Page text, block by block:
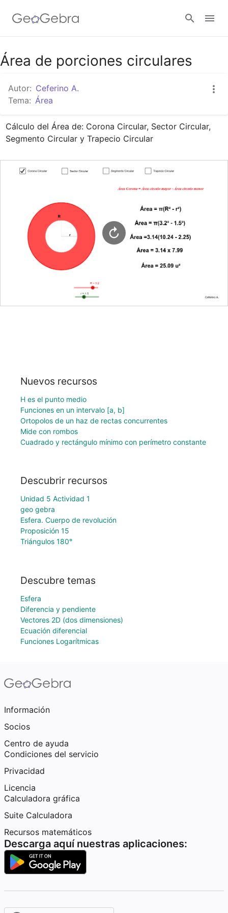
Google Classroom
GeoGebra Classroom
Abrir sesión
Área de porciones circulares
Autor: Ceferino A.
Tema: Área
Cálculo del Área de: Corona Circular, Sector Circular,
Segmento Circular y Trapecio Circular
Nuevos recursos
H es el punto medio
Funciones en un intervalo [a, b]
Ortopolos de un haz de rectas concurrentes
Mide con rombos
Cuadrado y rectángulo mínimo con perímetro constante
Descubrir recursos
Unidad 5 Actividad 1
geo gebra
Esfera. Cuerpo de revolución
Proposición 15
Triángulos 180°
Descubre temas
Esfera
Diferencia y pendiente
Vectores 2D (dos dimensiones)
Ecuación diferencial
Funciones Logarítmicas
Información
Socios
Centro de ayuda
Condiciones del servicio
Privacidad
Licencia
Calculadora gráfica
Suite Calculadora
Recursos matemáticos
Descarga aquí nuestras aplicaciones: